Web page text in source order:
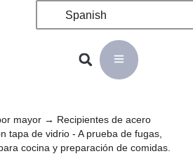
Spanish
mayor → Recipientes de acero
tapa de vidrio - A prueba de fugas,
cocina y preparación de comidas.